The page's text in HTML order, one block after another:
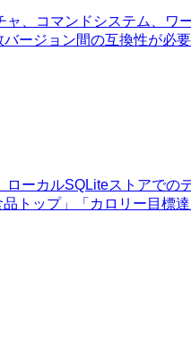
、コマンドシステム、ワ
ージョン間の互換性が必
ーカルSQLiteストアでの
トップ」「カロリー目標